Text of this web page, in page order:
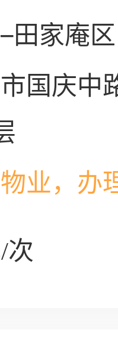
田家庵区
国庆中
业，办
次